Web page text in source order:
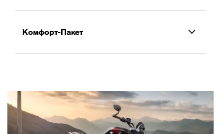
Комфорт-Пакет